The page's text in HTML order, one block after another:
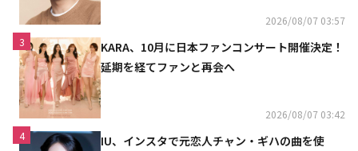
2026/08/07 03:57
3
KARA、10月に日本ファンコンサート開催決定！
延期を経てファンと再会へ
2026/08/07 03:42
4
IU、インスタで元恋人チャン・ギハの曲を使